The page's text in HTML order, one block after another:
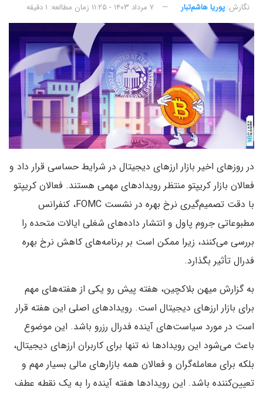
نگارش:‌ پوریا هاشم‌تبار ۷ مرداد ۱۴۰۳ - ۱۱:۲۵ زمان مطالعه: ۱ دقیقه
در روزهای اخیر بازار ارزهای دیجیتال در شرایط حساسی قرار داد و
فعالان بازار کریپتو منتظر رویدادهای مهمی هستند. فعالان کریپتو
با دقت تصمیم‌گیری نرخ بهره در نشست FOMC، کنفرانس
مطبوعاتی جروم پاول و انتشار داده‌های شغلی ایالات متحده را
بررسی می‌کنند، زیرا ممکن است بر برنامه‌های کاهش نرخ بهره
فدرال تأثیر بگذارد.
به گزارش میهن بلاکچین، هفته پیش رو یکی از هفته‌های مهم
برای بازار ارزهای دیجیتال است. رویدادهای اصلی این هفته قرار
است در مورد سیاست‌های آینده فدرال رزرو باشد. این موضوع
باعث می‌شود این رویدادها نه‌ تنها برای کاربران ارزهای دیجیتال،
بلکه برای معامله‌گران و فعالان همه‌ بازارهای مالی بسیار مهم و
تعیین‌کننده باشد. این رویدادها هفته آینده را به یک نقطه عطف